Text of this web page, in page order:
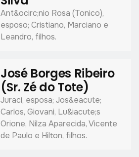
Ant&ocirc;nio Rosa (Tonico),
esposo; Cristiano, Marciano e
Leandro, filhos.
José Borges Ribeiro
(Sr. Zé do Tote)
Juraci, esposa; Jos&eacute;
Carlos, Giovani, Lu&iacute;s
Orione, Nilza Aparecida, Vicente
de Paulo e Hilton, filhos.